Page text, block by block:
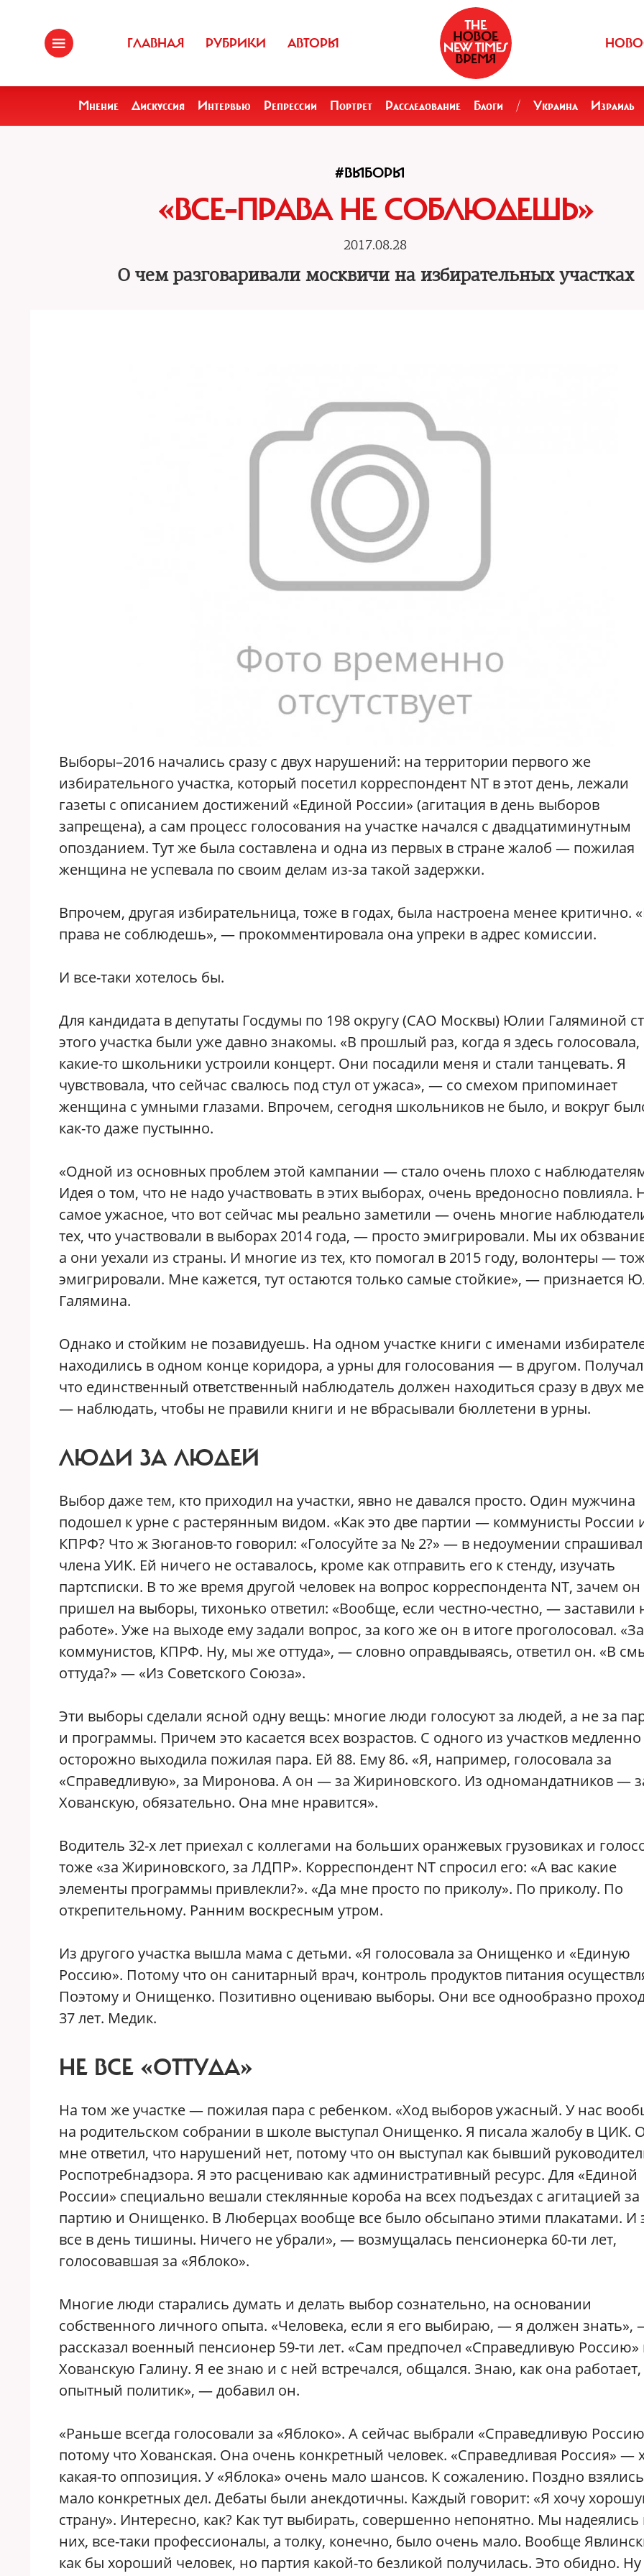
ГЛАВНАЯ РУБРИКИ АВТОРЫ
Мнение Дискуссия Интервью Репрессии Портрет Расследование Блоги / Украина Израиль
#ВЫБОРЫ
«ВСЕ–ПРАВА НЕ СОБЛЮДЕШЬ»
2017.08.28
О чем разговаривали москвичи на избирательных участках
Выборы–2016 начались сразу с двух нарушений: на территории первого же
избирательного участка, который посетил корреспондент NT в этот день, лежали
газеты с описанием достижений «Единой России» (агитация в день выборов
запрещена), а сам процесс голосования на участке начался с двадцатиминутным
опозданием. Тут же была составлена и одна из первых в стране жалоб — пожилая
женщина не успевала по своим делам из-за такой задержки.
Впрочем, другая избирательница, тоже в годах, была настроена менее критично.
права не соблюдешь», — прокомментировала она упреки в адрес комиссии.
И все-таки хотелось бы.
Для кандидата в депутаты Госдумы по 198 округу (САО Москвы) Юлии Галяминой
этого участка были уже давно знакомы. «В прошлый раз, когда я здесь голосовала,
какие-то школьники устроили концерт. Они посадили меня и стали танцевать. Я
чувствовала, что сейчас свалюсь под стул от ужаса», — со смехом припоминает
женщина с умными глазами. Впрочем, сегодня школьников не было, и вокруг
как-то даже пустынно.
«Одной из основных проблем этой кампании — стало очень плохо с
Идея о том, что не надо участвовать в этих выборах, очень вредоносно повлияла.
самое ужасное, что вот сейчас мы реально заметили — очень многие
тех, что участвовали в выборах 2014 года, — просто эмигрировали. Мы их
а они уехали из страны. И многие из тех, кто помогал в 2015 году, волонтеры —
эмигрировали. Мне кажется, тут остаются только самые стойкие», — признается
Галямина.
Однако и стойким не позавидуешь. На одном участке книги с именами
находились в одном конце коридора, а урны для голосования — в другом.
что единственный ответственный наблюдатель должен находиться сразу в двух
— наблюдать, чтобы не правили книги и не вбрасывали бюллетени в урны.
ЛЮДИ ЗА ЛЮДЕЙ
Выбор даже тем, кто приходил на участки, явно не давался просто. Один мужчина
подошел к урне с растерянным видом. «Как это две партии — коммунисты России
КПРФ? Что ж Зюганов-то говорил: «Голосуйте за № 2?» — в недоумении
члена УИК. Ей ничего не оставалось, кроме как отправить его к стенду, изучать
партсписки. В то же время другой человек на вопрос корреспондента NT, зачем он
пришел на выборы, тихонько ответил: «Вообще, если честно-честно, — заставили
работе». Уже на выходе ему задали вопрос, за кого же он в итоге проголосовал. «За
коммунистов, КПРФ. Ну, мы же оттуда», — словно оправдываясь, ответил он. «В
оттуда?» — «Из Советского Союза».
Эти выборы сделали ясной одну вещь: многие люди голосуют за людей, а не за
и программы. Причем это касается всех возрастов. С одного из участков
осторожно выходила пожилая пара. Ей 88. Ему 86. «Я, например, голосовала за
«Справедливую», за Миронова. А он — за Жириновского. Из одномандатников —
Хованскую, обязательно. Она мне нравится».
Водитель 32-х лет приехал с коллегами на больших оранжевых грузовиках и
тоже «за Жириновского, за ЛДПР». Корреспондент NT спросил его: «А вас какие
элементы программы привлекли?». «Да мне просто по приколу». По приколу. По
открепительному. Ранним воскресным утром.
Из другого участка вышла мама с детьми. «Я голосовала за Онищенко и «Единую
Россию». Потому что он санитарный врач, контроль продуктов питания
Поэтому и Онищенко. Позитивно оцениваю выборы. Они все однообразно
37 лет. Медик.
НЕ ВСЕ «ОТТУДА»
На том же участке — пожилая пара с ребенком. «Ход выборов ужасный. У нас
на родительском собрании в школе выступал Онищенко. Я писала жалобу в ЦИК.
мне ответил, что нарушений нет, потому что он выступал как бывший
Роспотребнадзора. Я это расцениваю как административный ресурс. Для «Единой
России» специально вешали стеклянные короба на всех подъездах с агитацией за
партию и Онищенко. В Люберцах вообще все было обсыпано этими плакатами. И
все в день тишины. Ничего не убрали», — возмущалась пенсионерка 60-ти лет,
голосовавшая за «Яблоко».
Многие люди старались думать и делать выбор сознательно, на основании
собственного личного опыта. «Человека, если я его выбираю, — я должен знать»,
рассказал военный пенсионер 59-ти лет. «Сам предпочел «Справедливую Россию»
Хованскую Галину. Я ее знаю и с ней встречался, общался. Знаю, как она
опытный политик», — добавил он.
«Раньше всегда голосовали за «Яблоко». А сейчас выбрали «Справедливую
потому что Хованская. Она очень конкретный человек. «Справедливая Россия» —
какая-то оппозиция. У «Яблока» очень мало шансов. К сожалению. Поздно
мало конкретных дел. Дебаты были анекдотичны. Каждый говорит: «Я хочу
страну». Интересно, как? Как тут выбирать, совершенно непонятно. Мы надеялись
них, все-таки профессионалы, а толку, конечно, было очень мало. Вообще
как бы хороший человек, но партия какой-то безликой получилась. Это обидно. Ну